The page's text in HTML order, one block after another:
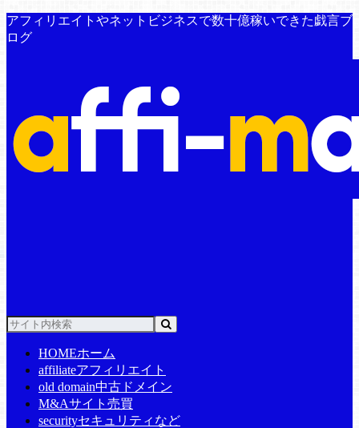
アフィリエイトやネットビジネスで数十億稼いできた戯言ブ
ログ
HOMEホーム
affiliateアフィリエイト
old domain中古ドメイン
M&Aサイト売買
securityセキュリティなど